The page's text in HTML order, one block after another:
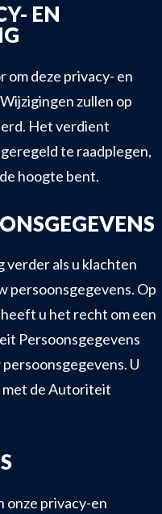
EN
om deze privacy- en
zullen op
Het verdient
te raadplegen,
hoogte bent.
verder als u klachten
persoonsgegevens. Op
u het recht om een
Persoonsgegevens
U
de Autoriteit
onze privacy-en